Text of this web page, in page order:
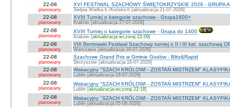
22-08
planowany
XVI FESTIWAL SZACHOWY ŚWIĘTOKRZYSKIE 2026 - GRUPA
Sielpia Wielka k./Końskich [aktualizacja:21-07-2026]
22-08
planowany
XVIII Turniej o kategorie szachowe - Grupa1600+
Kraków [aktualizacja:27-07-2026]
22-08
planowany
XVIII Turniej o kategorie szachowe - Grupa do 1400
Kraków [aktualizacja:wczoraj 22:09]
22-08
planowany
VIII Bemowski Festiwal Szachowy turniej o II i III kat. szachową
Warszawa [aktualizacja:16-07-2026]
22-08
planowany
Szachowe Grand Prix w Gminie Godów - Blitz&Rapid
Skrzyszów [aktualizacja:18-07-2026]
22-08
planowany
Wakacyjny "SZACH KRÓLOWI - ZOSTAŃ MISTRZEM"
Lublin [aktualizacja:18-07-2026]
22-08
planowany
Wakacyjny "SZACH KRÓLOWI - ZOSTAŃ MISTRZEM"
Lublin [aktualizacja:wczoraj 22:18]
22-08
planowany
Wakacyjny "SZACH KRÓLOWI - ZOSTAŃ MISTRZEM"
Lublin [aktualizacja:05-08-2026]